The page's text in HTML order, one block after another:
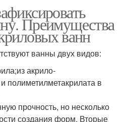
Преимущества
ванн
ванны двух видов:
акрило-
полиметилметакрилата в
прочность, но несколько
создания форм. Вторые